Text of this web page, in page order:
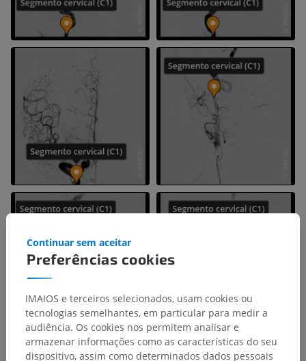
Preferências cookies
Continuar sem aceitar
IMAIOS e terceiros selecionados, usam cookies ou
tecnologias semelhantes, em particular para medir a
audiência. Os cookies nos permitem analisar e
armazenar informações como as características do seu
dispositivo, assim como determinados dados pessoais